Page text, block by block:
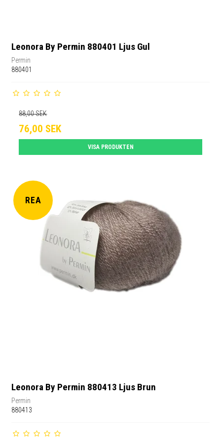
Leonora By Permin 880401 Ljus Gul
Permin
880401
88,00 SEK
76,00 SEK
VISA PRODUKTEN
REA
Leonora By Permin 880413 Ljus Brun
Permin
880413